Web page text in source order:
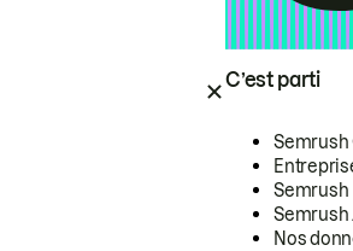
C’est parti
Semrush
Semrush
Semrush
Nos